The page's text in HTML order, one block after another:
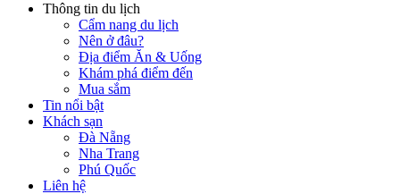
Thông tin du lịch
Cẩm nang du lịch
Nên ở đâu?
Địa điểm Ăn & Uống
Khám phá điểm đến
Mua sắm
Tin nổi bật
Khách sạn
Đà Nẵng
Nha Trang
Phú Quốc
Liên hệ